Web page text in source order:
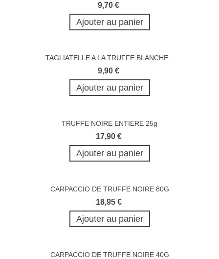
9,70 €
Ajouter au panier
TAGLIATELLE A LA TRUFFE BLANCHE...
9,90 €
Ajouter au panier
TRUFFE NOIRE ENTIERE 25g
17,90 €
Ajouter au panier
CARPACCIO DE TRUFFE NOIRE 80G
18,95 €
Ajouter au panier
CARPACCIO DE TRUFFE NOIRE 40G